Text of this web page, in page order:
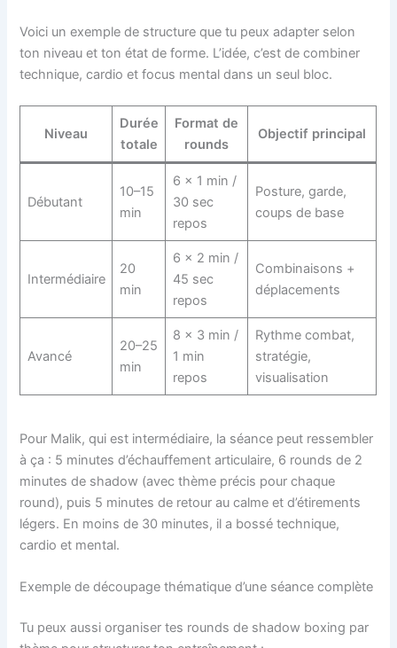
Voici un exemple de structure que tu peux adapter selon
ton niveau et ton état de forme. L’idée, c’est de combiner
technique, cardio et focus mental dans un seul bloc.
Niveau
Durée
totale
Format de
rounds
Objectif principal
Débutant
10–15
min
6 x 1 min /
30 sec
repos
Posture, garde,
coups de base
Intermédiaire
20
min
6 x 2 min /
45 sec
repos
Combinaisons +
déplacements
Avancé
20–25
min
8 x 3 min /
1 min
repos
Rythme combat,
stratégie,
visualisation
Pour Malik, qui est intermédiaire, la séance peut ressembler
à ça : 5 minutes d’échauffement articulaire, 6 rounds de 2
minutes de shadow (avec thème précis pour chaque
round), puis 5 minutes de retour au calme et d’étirements
légers. En moins de 30 minutes, il a bossé technique,
cardio et mental.
Exemple de découpage thématique d’une séance complète
Tu peux aussi organiser tes rounds de shadow boxing par